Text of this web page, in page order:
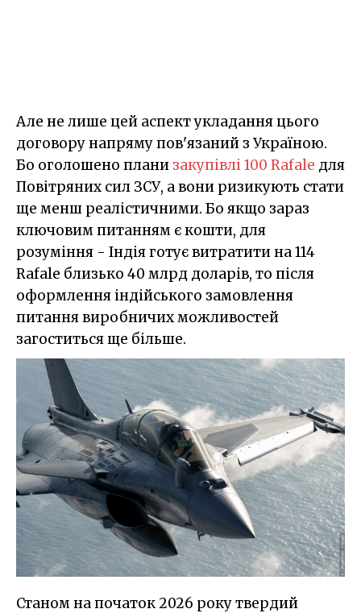
Але не лише цей аспект укладання цього
договору напряму пов'язаний з Україною.
Бо оголошено плани закупівлі 100 Rafale для
Повітряних сил ЗСУ, а вони ризикують стати
ще менш реалістичними. Бо якщо зараз
ключовим питанням є кошти, для
розуміння - Індія готує витратити на 114
Rafale близько 40 млрд доларів, то після
оформлення індійського замовлення
питання виробничих можливостей
загоститься ще більше.
Станом на початок 2026 року твердий